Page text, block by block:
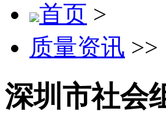
首页 >
质量资讯 >>
深圳市社会